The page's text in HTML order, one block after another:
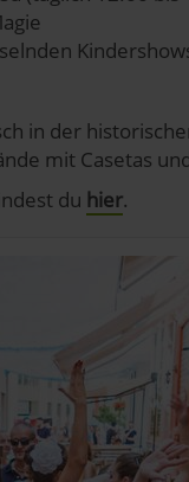
in der
mit Casetas
du hier.